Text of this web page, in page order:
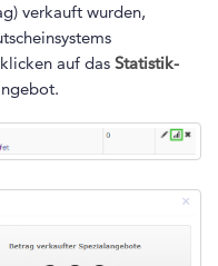
verkauft wurden,
auf das Statistik-